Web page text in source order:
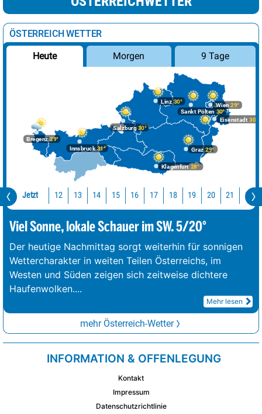
ÖSTERREICH WETTER
Heute Morgen 9 Tage
Bregenz29°
Graz29°
Innsbruck31°
Klagenfurt 28°
Linz30°
Salzburg30°
Wien 29°
Eisenstadt 30°
Sankt Pölten 30°
Jetzt 12 13 14 15 16 17 18 19 20 21 22
Viel Sonne, lokale Schauer im SW. 5/20°
Der heutige Nachmittag sorgt weiterhin für sonnigen
Wettercharakter in weiten Teilen Österreichs, im
Westen und Süden zeigen sich zeitweise dichtere
Haufenwolken....
Mehr lesen
mehr Österreich-Wetter
INFORMATION & OFFENLEGUNG
Kontakt
Impressum
Datenschutzrichtlinie